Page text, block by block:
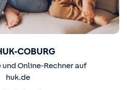
COBURG
Online-Rechner auf
huk.de